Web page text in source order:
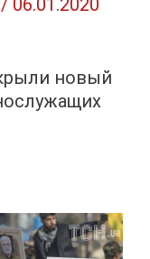
06.01.2020
новый